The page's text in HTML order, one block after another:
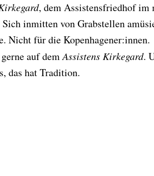
, dem Assistensfriedhof
inmitten von Grabstellen
Nicht für die
auf demAssistens Kirkegard.
das hat Tradition.